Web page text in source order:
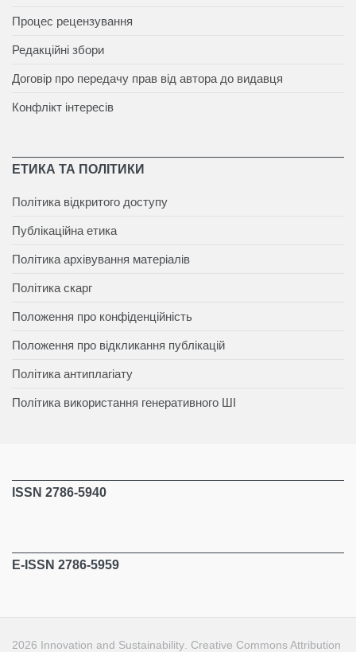
Процес рецензування
Редакційні збори
Договір про передачу прав від автора до видавця
Конфлікт інтересів
ЕТИКА ТА ПОЛІТИКИ
Політика відкритого доступу
Публікаційна етика
Політика архівування матеріалів
Політика скарг
Положення про конфіденційність
Положення про відкликання публікацій
Політика антиплагіату
Політика використання генеративного ШІ
ISSN 2786-5940
E-ISSN 2786-5959
2026 Innovation and Sustainability Creative Commons Attribution